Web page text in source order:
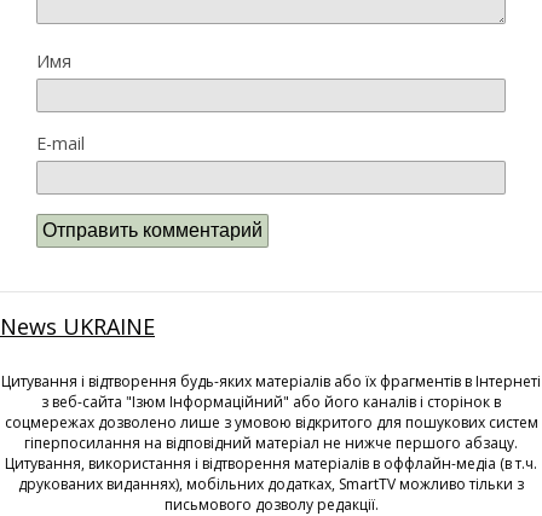
Имя
E-mail
News UKRAINE
Цитування і відтворення будь-яких матеріалів або їх фрагментів в Інтернеті
з веб-сайта "Ізюм Інформаційний" або його каналів і сторінок в
соцмережах дозволено лише з умовою відкритого для пошукових систем
гіперпосилання на відповідний матеріал не нижче першого абзацу.
Цитування, використання і відтворення матеріалів в оффлайн-медіа (в т.ч.
друкованих виданнях), мобільних додатках, SmartTV можливо тільки з
письмового дозволу редакції.